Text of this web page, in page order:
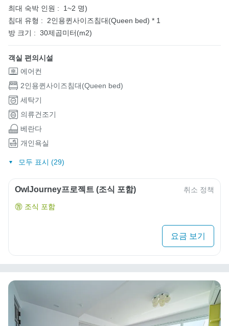
최대 숙박 인원 :
1~2 명)
침대 유형 :
2인용퀸사이즈침대(Queen bed) * 1
방 크기 : 30제곱미터(m2)
객실 편의시설
에어컨
2인용퀸사이즈침대(Queen bed)
세탁기
의류건조기
베란다
개인욕실
모두 표시 (29)
OwlJourney프로젝트 (조식 포함) 취소 정책
조식 포함
요금 보기